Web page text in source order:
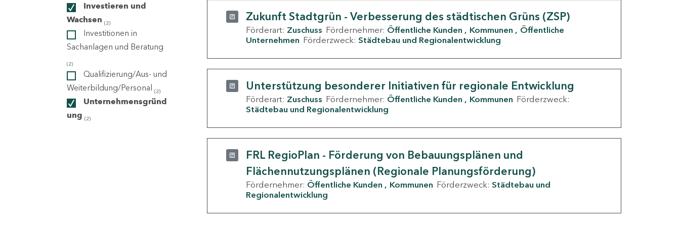
Investieren und
Wachsen (2)
Investitionen in
Sachanlagen und Beratung
(2)
Qualifizierung/Aus- und
Weiterbildung/Personal (2)
Unternehmensgründ
ung (2)
Zukunft Stadtgrün - Verbesserung des städtischen Grüns (ZSP)
Förderart: Zuschuss Fördernehmer: Öffentliche Kunden Kommunen
Öffentliche
Unternehmen Förderzweck: Städtebau und Regionalentwicklung
Unterstützung besonderer Initiativen für regionale Entwicklung
Förderart: Zuschuss Fördernehmer: Öffentliche Kunden Kommunen Förderzweck:
Städtebau und Regionalentwicklung
FRL RegioPlan - Förderung von Bebauungsplänen und
Flächennutzungsplänen (Regionale Planungsförderung)
Fördernehmer: Öffentliche Kunden Kommunen Förderzweck: Städtebau und
Regionalentwicklung